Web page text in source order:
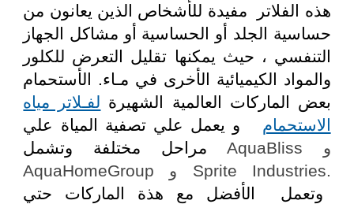
هذه الفلاتر مفيدة للأشخاص الذين يعانون من
حساسية الجلد أو الحساسية أو مشاكل الجهاز
التنفسي ، حيث يمكنها تقليل التعرض للكلور
والمواد الكيميائية الأخرى في مـاء. الأستحمام
بعض الماركات العالمية الشهيرة لفـلاتر مياه
الاستحمام و يعمل علي تصفية المياة علي
مراحل مختلفة وتشمل
AquaBliss
و
AquaHomeGroup
Sprite Industries.
وتعمل الأفضل مع هذة الماركات حتي